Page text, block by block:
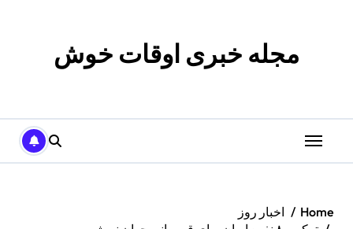
مجله خبری اوقات خوش
Home
اخبار روز